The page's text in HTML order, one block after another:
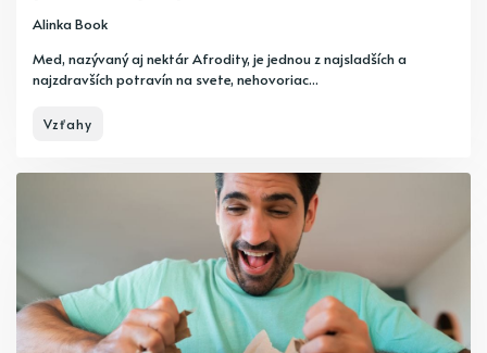
Alinka Book
Med, nazývaný aj nektár Afrodity, je jednou z najsladších a
najzdravších potravín na svete, nehovoriac...
Vzťahy